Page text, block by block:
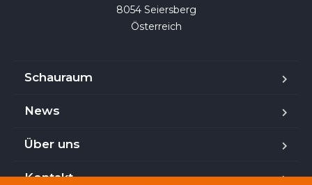
8054 Seiersberg
Österreich
Schauraum
News
Über uns
Kontakt